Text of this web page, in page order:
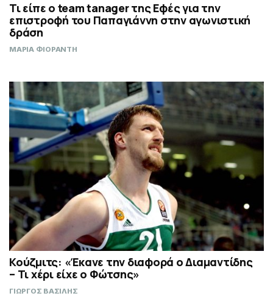
Τι είπε ο team tanager της Εφές για την
επιστροφή του Παπαγιάννη στην αγωνιστική
δράση
ΜΑΡΙΑ ΦΙΟΡΑΝΤΗ
Κούζμιτς: «Έκανε την διαφορά ο Διαμαντίδης
– Τι χέρι είχε ο Φώτσης»
ΓΙΩΡΓΟΣ ΒΑΣΙΛΗΣ